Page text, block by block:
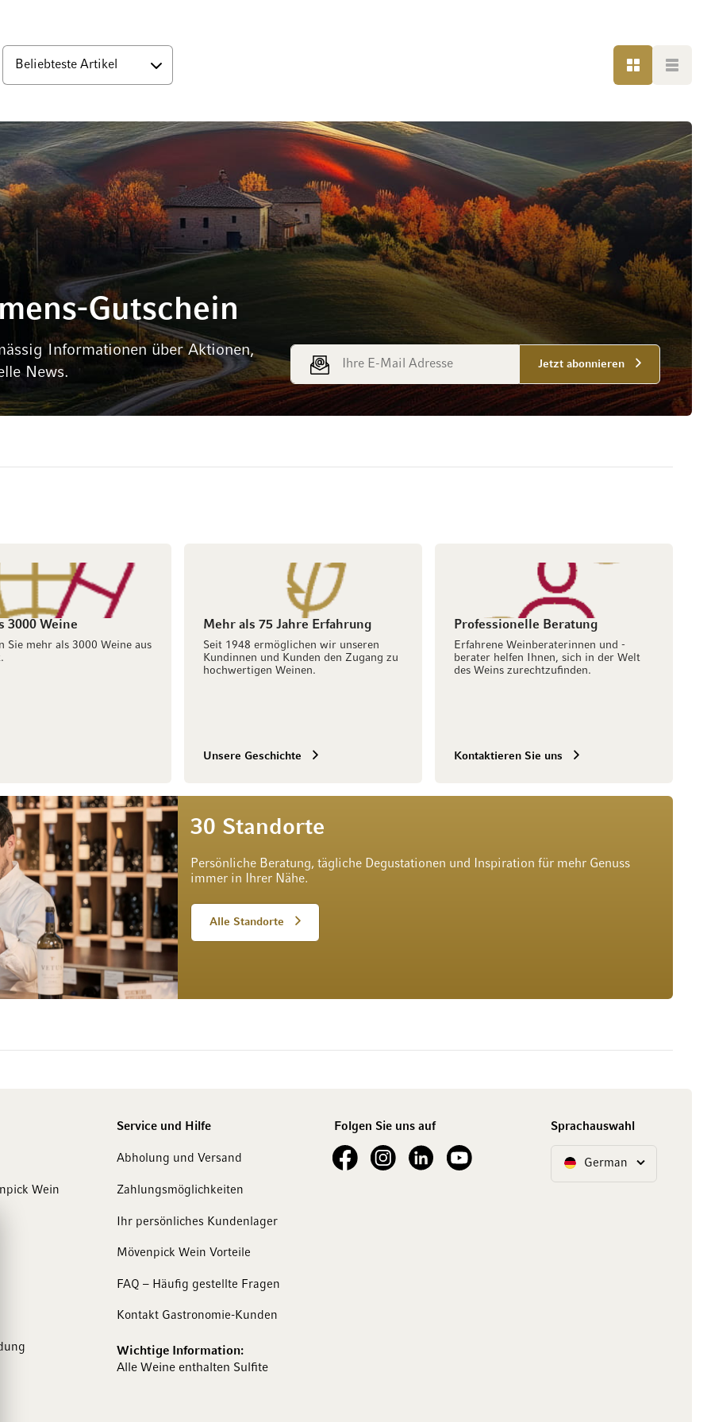
LISTE LISTE
Gutschein
Informationen über Aktionen,
News.
E-Mail Adresse
Jetzt abonnieren
3000 Weine
Sie mehr als 3000 Weine aus
Mehr als 75 Jahre Erfahrung
Seit 1948 ermöglichen wir unseren
Kundinnen und Kunden den Zugang zu
hochwertigen Weinen.
Unsere Geschichte
Professionelle Beratung
Erfahrene Weinberaterinnen und -
berater helfen Ihnen, sich in der Welt
des Weins zurechtzufinden.
Kontaktieren Sie uns
30 Standorte
Persönliche Beratung, tägliche Degustationen und Inspiration für mehr Genuss
immer in Ihrer Nähe.
Alle Standorte
Wein
Service und Hilfe
Abholung und Versand
Zahlungsmöglichkeiten
Ihr persönliches Kundenlager
Mövenpick Wein Vorteile
FAQ – Häufig gestellte Fragen
Kontakt Gastronomie-Kunden
Wichtige Information:
Alle Weine enthalten Sulfite
Folgen Sie uns auf
See our FacebookSee our Instagram account
See our LinkedInSee our YouTube channel
Sprachauswahl
SpracheGerman